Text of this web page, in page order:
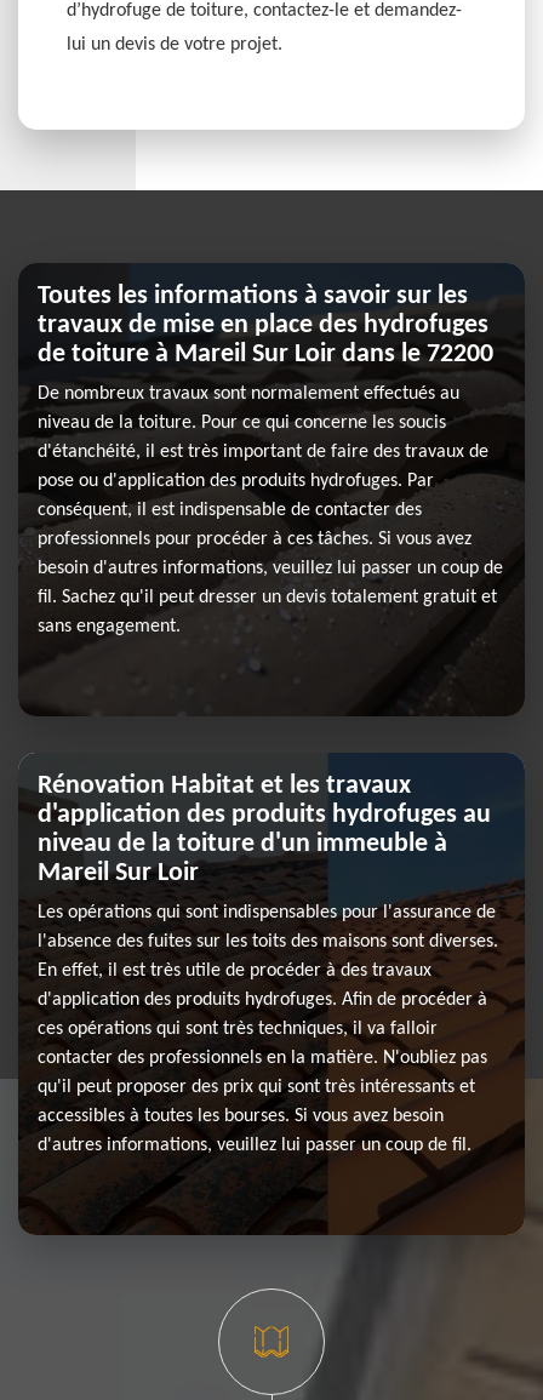
d’hydrofuge de toiture, contactez-le et demandez-
lui un devis de votre projet.
Toutes les informations à savoir sur les
travaux de mise en place des hydrofuges
de toiture à Mareil Sur Loir dans le 72200
De nombreux travaux sont normalement effectués au
niveau de la toiture. Pour ce qui concerne les soucis
d'étanchéité, il est très important de faire des travaux de
pose ou d'application des produits hydrofuges. Par
conséquent, il est indispensable de contacter des
professionnels pour procéder à ces tâches. Si vous avez
besoin d'autres informations, veuillez lui passer un coup de
fil. Sachez qu'il peut dresser un devis totalement gratuit et
sans engagement.
Rénovation Habitat et les travaux
d'application des produits hydrofuges au
niveau de la toiture d'un immeuble à
Mareil Sur Loir
Les opérations qui sont indispensables pour l'assurance de
l'absence des fuites sur les toits des maisons sont diverses.
En effet, il est très utile de procéder à des travaux
d'application des produits hydrofuges. Afin de procéder à
ces opérations qui sont très techniques, il va falloir
contacter des professionnels en la matière. N'oubliez pas
qu'il peut proposer des prix qui sont très intéressants et
accessibles à toutes les bourses. Si vous avez besoin
d'autres informations, veuillez lui passer un coup de fil.